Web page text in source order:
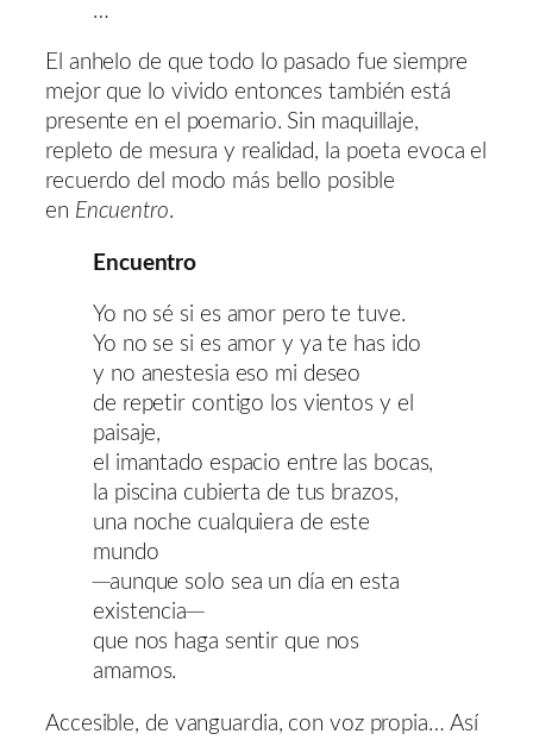
…
El anhelo de que todo lo pasado fue siempre
mejor que lo vivido entonces también está
presente en el poemario. Sin maquillaje,
repleto de mesura y realidad, la poeta evoca el
recuerdo del modo más bello posible
en Encuentro.
Encuentro
Yo no sé si es amor pero te tuve.
Yo no se si es amor y ya te has ido
y no anestesia eso mi deseo
de repetir contigo los vientos y el
paisaje,
el imantado espacio entre las bocas,
la piscina cubierta de tus brazos,
una noche cualquiera de este
mundo
─aunque solo sea un día en esta
existencia─
que nos haga sentir que nos
amamos.
Accesible, de vanguardia, con voz propia… Así